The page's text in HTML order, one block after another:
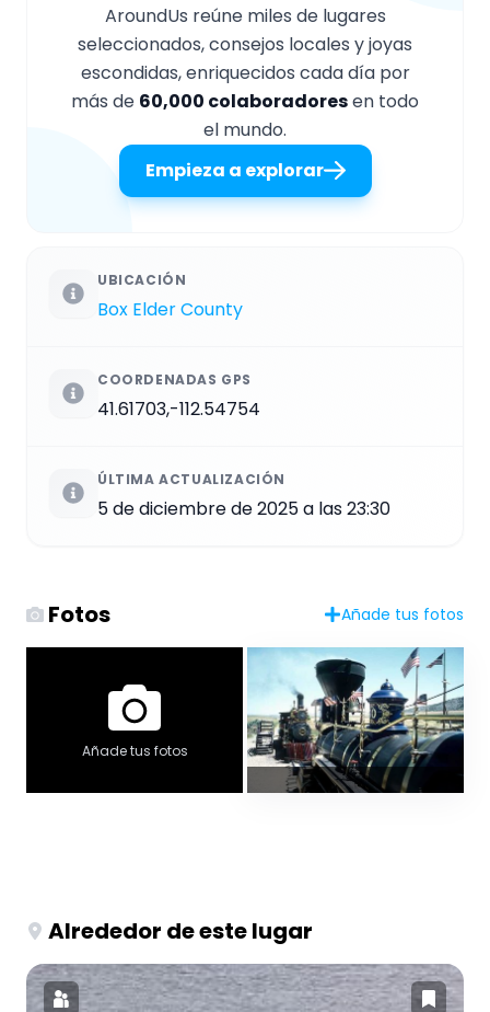
AroundUs reúne miles de lugares
seleccionados, consejos locales y joyas
escondidas, enriquecidos cada día por
más de 60,000 colaboradoresen todo
el mundo.
Empieza a explorar
UBICACIÓN
Box Elder County
COORDENADAS GPS
41.61703,-112.54754
ÚLTIMA ACTUALIZACIÓN
5 de diciembre de 2025 a las 23:30
Fotos Añade tus fotos
Añade tus fotos
Alrededor de este lugar